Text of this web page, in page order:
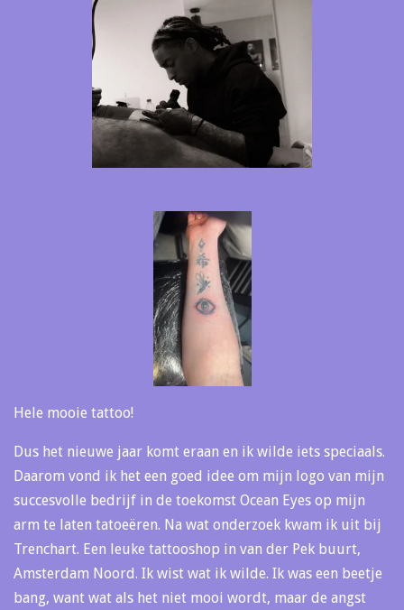
Hele mooie tattoo!
Dus het nieuwe jaar komt eraan en ik wilde iets speciaals.
Daarom vond ik het een goed idee om mijn logo van mijn
succesvolle bedrijf in de toekomst Ocean Eyes op mijn
arm te laten tatoeëren. Na wat onderzoek kwam ik uit bij
Trenchart. Een leuke tattooshop in van der Pek buurt,
Amsterdam Noord. Ik wist wat ik wilde. Ik was een beetje
bang, want wat als het niet mooi wordt, maar de angst